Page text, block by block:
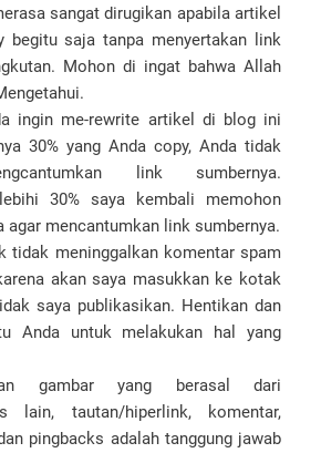
sangat dirugikan apabila artikel
begitu saja tanpa menyertakan link
Mohon di ingat bahwa Allah
ingin me-rewrite artikel di blog ini
30% yang Anda copy, Anda tidak
link sumbernya.
30% saya kembali memohon
agar mencantumkan link sumbernya.
tidak meninggalkan komentar spam
akan saya masukkan ke kotak
saya publikasikan. Hentikan dan
Anda untuk melakukan hal yang
gambar yang berasal dari
lain, tautan/hiperlink, komentar,
pingbacks adalah tanggung jawab